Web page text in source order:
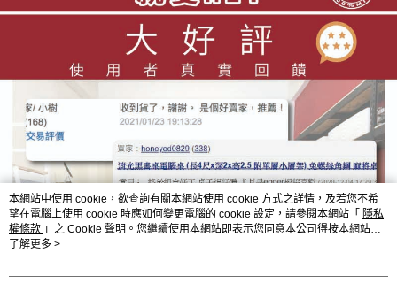
本網站中使用 cookie，欲查詢有關本網站使用 cookie 方式之詳情，及若您不希
望在電腦上使用 cookie 時應如何變更電腦的 cookie 設定，請參閱本網站「 隱私
權條款 」之 Cookie 聲明。您繼續使用本網站即表示您同意本公司得按本網站使
用條款之 Cookie 聲明使用 cookie。
了解更多 >